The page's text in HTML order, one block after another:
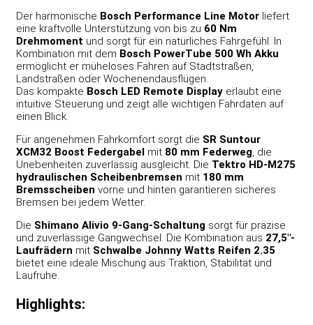
Der harmonische Bosch Performance Line Motor liefert
eine kraftvolle Unterstützung von bis zu 60 Nm
Drehmoment und sorgt für ein natürliches Fahrgefühl. In
Kombination mit dem Bosch PowerTube 500 Wh Akku
ermöglicht er müheloses Fahren auf Stadtstraßen,
Landstraßen oder Wochenendausflügen.
Das kompakte Bosch LED Remote Display erlaubt eine
intuitive Steuerung und zeigt alle wichtigen Fahrdaten auf
einen Blick.
Für angenehmen Fahrkomfort sorgt die SR Suntour
XCM32 Boost Federgabel mit 80 mm Federweg , die
Unebenheiten zuverlässig ausgleicht. Die Tektro HD-M275
hydraulischen Scheibenbremsen mit 180 mm
Bremsscheiben vorne und hinten garantieren sicheres
Bremsen bei jedem Wetter.
Die Shimano Alivio 9-Gang-Schaltung sorgt für präzise
und zuverlässige Gangwechsel. Die Kombination aus 27,5″-
Laufrädern mit Schwalbe Johnny Watts Reifen 2.35
bietet eine ideale Mischung aus Traktion, Stabilität und
Laufruhe.
Highlights: